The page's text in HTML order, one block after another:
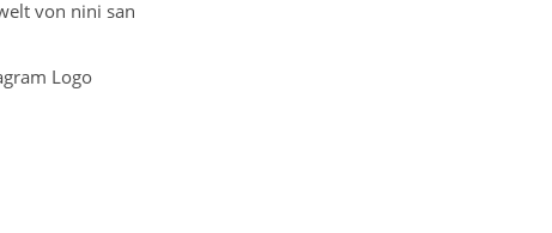
von nini san